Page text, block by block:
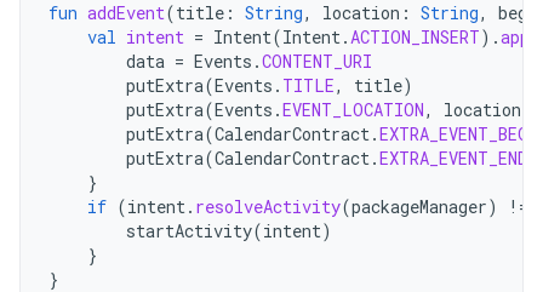
fun addEvent(title : String, location : String,
val intent = Intent(Intent.ACTION_INSERT).
data = Events .CONTENT_URI
putExtra(Events . TITLE, title)
putExtra(Events .EVENT_LOCATION, location
putExtra(CalendarContract.
putExtra(CalendarContract.
}
if (intent. resolveActivity(packageManager) !=
startActivity(intent)
}
}